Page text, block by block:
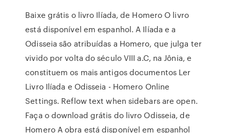
Baixe grátis o livro Ilíada, de Homero O livro
está disponível em espanhol. A Ilíada e a
Odisseia são atribuídas a Homero, que julga ter
vivido por volta do século VIII a.C, na Jônia, e
constituem os mais antigos documentos Ler
Livro Ilíada e Odisseia - Homero Online
Settings. Reflow text when sidebars are open.
Faça o download grátis do livro Odisseia, de
Homero A obra está disponível em espanhol